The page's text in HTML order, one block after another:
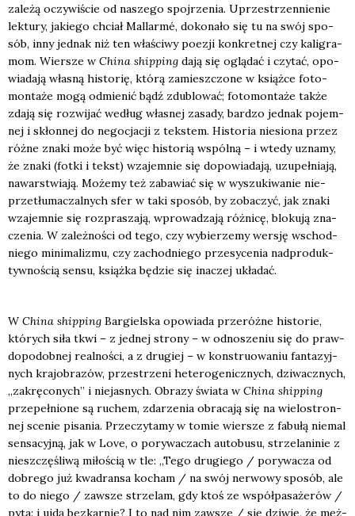
zale­żą oczy­wi­ście od nasze­go spoj­rze­nia. Uprze­strzen­nie­nie
lek­tu­ry, jakie­go chciał Mal­lar­mé, doko­na­ło się tu na swój spo­
sób, inny jed­nak niż ten wła­ści­wy poezji kon­kret­nej czy kali­gra­
mom. Wier­sze w Chi­na ship­ping dają się oglą­dać i czy­tać, opo­
wia­da­ją wła­sną histo­rię, któ­rą zamiesz­czo­ne w książ­ce foto­
mon­ta­że mogą odmie­nić bądź zdu­blo­wać; foto­mon­ta­że tak­że
zda­ją się roz­wi­jać według wła­snej zasa­dy, bar­dzo jed­nak pojem­
nej i skłon­nej do nego­cja­cji z tek­stem. Histo­ria nie­sio­na przez
róż­ne zna­ki może być więc histo­rią wspól­ną – i wte­dy uzna­my,
że zna­ki (fot­ki i tekst) wza­jem­nie się dopo­wia­da­ją, uzu­peł­nia­ją,
nawar­stwia­ją. Może­my też zaba­wiać się w wyszu­ki­wa­nie nie­
prze­tłu­ma­czal­nych sfer w taki spo­sób, by zoba­czyć, jak zna­ki
wza­jem­nie się roz­pra­sza­ją, wpro­wa­dza­ją róż­ni­cę, blo­ku­ją zna­
cze­nia. W zależ­no­ści od tego, czy wybie­rze­my wer­sję wschod­
nie­go mini­ma­li­zmu, czy zachod­nie­go prze­sy­ce­nia nad­pro­duk­
tyw­no­ścią sen­su, książ­ka będzie się ina­czej ukła­dać.
W Chi­na ship­ping Bar­giel­ska opo­wia­da prze­róż­ne histo­rie,
któ­rych siła tkwi – z jed­nej stro­ny – w odno­sze­niu się do praw­
do­po­dob­nej real­no­ści, a z dru­giej – w kon­stru­owa­niu fan­ta­zyj­
nych kra­jo­bra­zów, prze­strze­ni hete­ro­ge­nicz­nych, dzi­wacz­nych,
„zakrę­co­nych” i nie­ja­snych. Obra­zy świa­ta w Chi­na ship­ping
prze­peł­nio­ne są ruchem, zda­rze­nia obra­ca­ją się na wie­lo­stron­
nej sce­nie pisa­nia. Prze­czy­ta­my w tomie wier­sze z fabu­łą nie­mal
sen­sa­cyj­ną, jak w Love, o pory­wa­czach auto­bu­su, strze­la­ni­nie z
nie­szczę­śli­wą miło­ścią w tle: „Tego dru­gie­go / pory­wa­cza od
dobre­go już kwa­dran­sa kocham / na swój ner­wo­wy spo­sób, ale
to do nie­go / zawsze strze­lam, gdy ktoś ze współ­pa­sa­że­rów /
pyta: i ujdą bez­kar­nie? I to nad nim zawsze / się dzi­wię, że męż­